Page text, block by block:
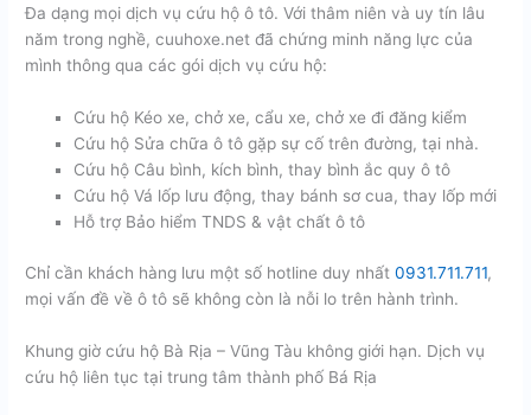
Đa dạng mọi dịch vụ cứu hộ ô tô. Với thâm niên và uy tín lâu
năm trong nghề, cuuhoxe.net đã chứng minh năng lực của
mình thông qua các gói dịch vụ cứu hộ:
Cứu hộ Kéo xe, chở xe, cẩu xe, chở xe đi đăng kiểm
Cứu hộ Sửa chữa ô tô gặp sự cố trên đường, tại nhà.
Cứu hộ Câu bình, kích bình, thay bình ắc quy ô tô
Cứu hộ Vá lốp lưu động, thay bánh sơ cua, thay lốp mới
Hỗ trợ Bảo hiểm TNDS & vật chất ô tô
Chỉ cần khách hàng lưu một số hotline duy nhất0931.711.711,
mọi vấn đề về ô tô sẽ không còn là nỗi lo trên hành trình.
Khung giờ cứu hộ Bà Rịa – Vũng Tàu không giới hạn. Dịch vụ
cứu hộ liên tục tại trung tâm thành phố Bá Rịa